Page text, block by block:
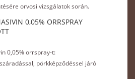
orvosi vizsgálatok során.
0,05% ORRSPRAY
0,05% orrspray-t:
pörkképződéssel járó